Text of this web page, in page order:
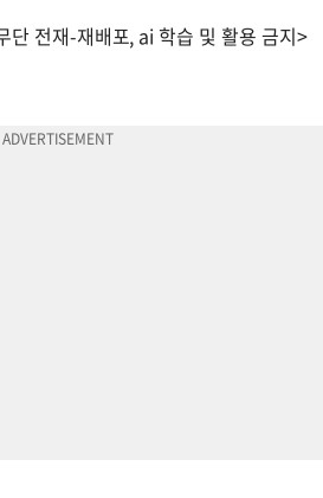
단 전재-재배포, ai 학습 및 활용 금지>